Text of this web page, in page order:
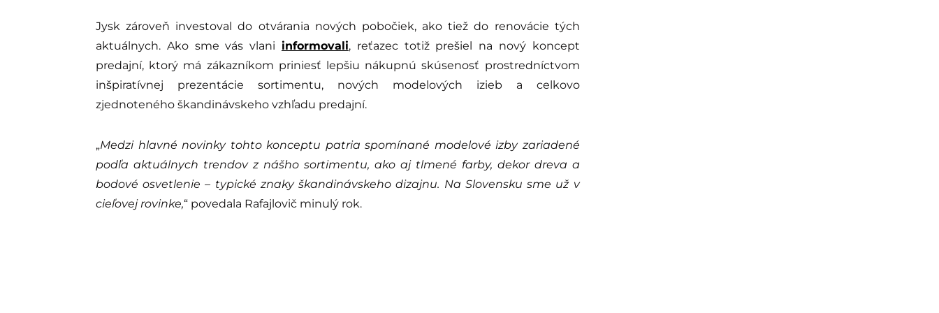
Jysk zároveň investoval do otvárania nových pobočiek, ako tiež do renovácie tých
aktuálnych. Ako sme vás vlani informovali, reťazec totiž prešiel na nový koncept
predajní, ktorý má zákazníkom priniesť lepšiu nákupnú skúsenosť prostredníctvom
inšpiratívnej prezentácie sortimentu, nových modelových izieb a celkovo
zjednoteného škandinávskeho vzhľadu predajní.
„Medzi hlavné novinky tohto konceptu patria spomínané modelové izby zariadené
podľa aktuálnych trendov z nášho sortimentu, ako aj tlmené farby, dekor dreva a
bodové osvetlenie – typické znaky škandinávskeho dizajnu. Na Slovensku sme už v
cieľovej rovinke,“ povedala Rafajlovič minulý rok.